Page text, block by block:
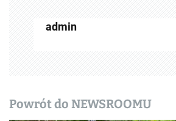
s
admin
Powrót do NEWSROOMU